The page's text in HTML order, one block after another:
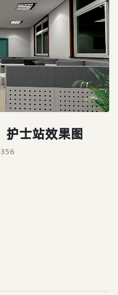
护士站效果图